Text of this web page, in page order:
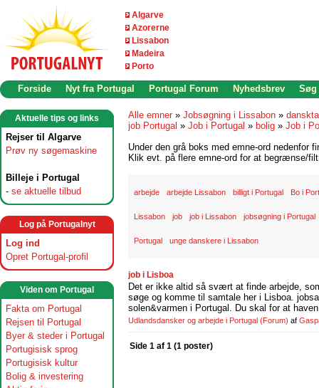
Algarve
Azorerne
Lissabon
Madeira
Porto
Forside Nyt fra Portugal Portugal Forum Nyhedsbrev Søg
Aktuelle tips og links
Rejser til Algarve
Prøv ny søgemaskine
Billeje i Portugal
- se aktuelle tilbud
Log på Portugalnyt
Log ind
Opret Portugal-profil
Viden om Portugal
Fakta om Portugal
Rejsen til Portugal
Byer & steder i Portugal
Portugisisk sprog
Portugisisk kultur
Bolig & investering
Alle emner » Jobsøgning i Lissabon »
job Portugal » Job i Portugal » bolig » Job i
Under den grå boks med emne-ord nedenfor
Klik evt. på flere emne-ord for at begrænse/
arbejde arbejde Lissabon billigt i Portugal Bo i
Lissabon job job i Lissabon jobsøgning i Portugal
Portugal unge danskere i Lissabon
job i Lisboa
Det er ikke altid så svært at finde arbejde,
søge og komme til samtale her i Lisboa.
solen&varmen i Portugal. Du skal for at
Udlandsdansker og arbejde i Portugal (Forum) af
Side 1 af 1 (1 poster)